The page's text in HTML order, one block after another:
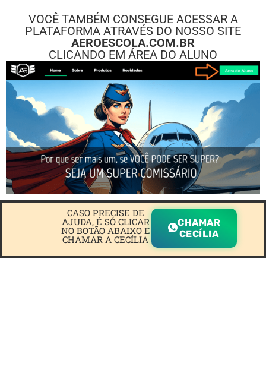
VOCÊ TAMBÉM CONSEGUE ACESSAR A
PLATAFORMA ATRAVÉS DO NOSSO SITE
AEROESCOLA.COM.BR
CLICANDO EM ÁREA DO ALUNO
CASO PRECISE DE
AJUDA, É SÓ CLICAR
NO BOTÃO ABAIXO E
CHAMAR A CECÍLIA
CHAMAR
CECÍLIA